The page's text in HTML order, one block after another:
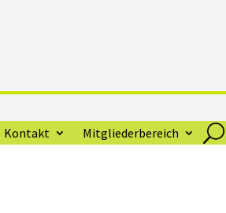
Kontakt Mitgliederbereich